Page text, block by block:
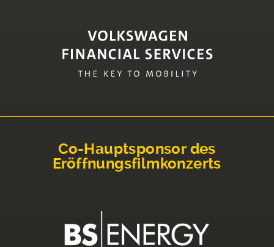
Co-Hauptsponsor des
Eröffnungsfilmkonzerts